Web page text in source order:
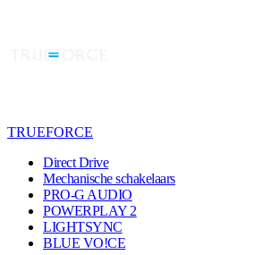
TRUEFORCE
Direct Drive
Mechanische schakelaars
PRO-G AUDIO
POWERPLAY 2
LIGHTSYNC
BLUE VO!CE